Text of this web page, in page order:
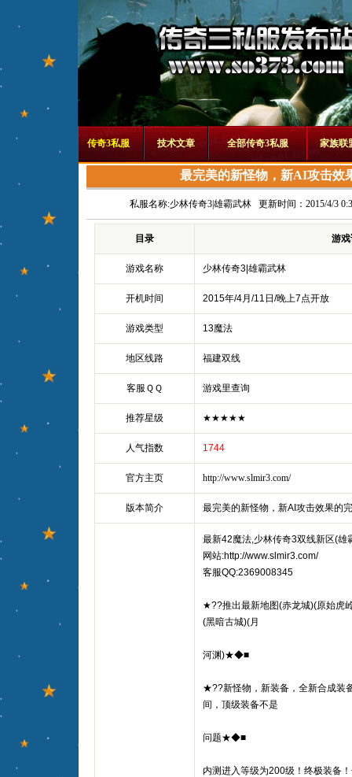
传奇3私服 技术文章 全部传奇3私服 家族联
最完美的新怪物，新AI攻击效
私服名称:少林传奇3|雄霸武林更新时间：2015/4/3
目录 游
游戏名称 少林传奇3|雄霸武林
开机时间 2015年/4月/11日/晚上7点开放
游戏类型 13魔法
地区线路 福建双线
客服ＱＱ 游戏里查询
推荐星级 ★★★★★
人气指数 1744
官方主页 http://www.slmir3.com/
版本简介 最完美的新怪物，新AI攻击效果的
最新42魔法,少林传奇3双线新区(雄
网站:http://www.slmir3.com/
客服QQ:2369008345
★??推出最新地图(赤龙城)(原始虎
(黑暗古城)(月
河渊)★◆■
★??新怪物，新装备，全新合成装
间，顶级装备不是
问题★◆■
内测进入等级为200级！终极装备